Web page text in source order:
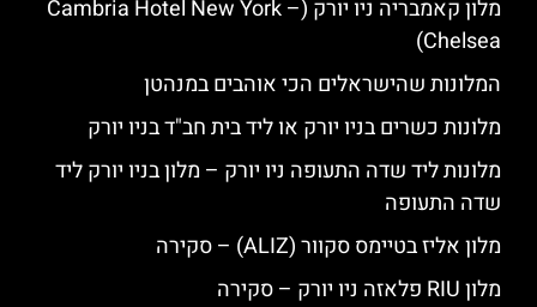
מלון קאמבריה ניו יורק (Cambria Hotel New York –
Chelsea)
המלונות שהישראלים הכי אוהבים במנהטן
מלונות כשרים בניו יורק או ליד בית חב"ד בניו יורק
מלונות ליד שדה התעופה ניו יורק – מלון בניו יורק ליד
שדה התעופה
מלון אליז בטיימס סקוור (ALIZ) – סקירה
מלון RIU פלאזה ניו יורק – סקירה